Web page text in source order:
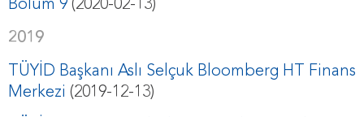
Bölüm 9 (2020-02-13)
2019
TÜYİD Başkanı Aslı Selçuk Bloomberg HT Finans
Merkezi (2019-12-13)